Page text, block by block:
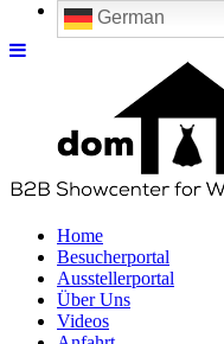
German
Home
Besucherportal
Ausstellerportal
Über Uns
Videos